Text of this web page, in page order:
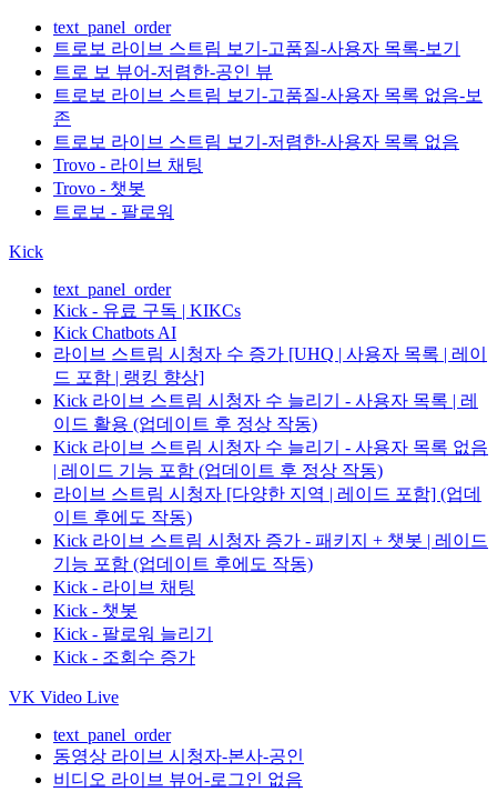
text_panel_order
트로보 라이브 스트림 보기-고품질-사용자 목록-보기
트로 보 뷰어-저렴한-공인 뷰
트로보 라이브 스트림 보기-고품질-사용자 목록 없음-보
존
트로보 라이브 스트림 보기-저렴한-사용자 목록 없음
Trovo - 라이브 채팅
Trovo - 챗봇
트로보 - 팔로워
Kick
text_panel_order
Kick - 유료 구독 | KIKCs
Kick Chatbots AI
라이브 스트림 시청자 수 증가 [UHQ | 사용자 목록 | 레이
드 포함 | 랭킹 향상]
Kick 라이브 스트림 시청자 수 늘리기 - 사용자 목록 | 레
이드 활용 (업데이트 후 정상 작동)
Kick 라이브 스트림 시청자 수 늘리기 - 사용자 목록 없음
| 레이드 기능 포함 (업데이트 후 정상 작동)
라이브 스트림 시청자 [다양한 지역 | 레이드 포함] (업데
이트 후에도 작동)
Kick 라이브 스트림 시청자 증가 - 패키지 + 챗봇 | 레이드
기능 포함 (업데이트 후에도 작동)
Kick - 라이브 채팅
Kick - 챗봇
Kick - 팔로워 늘리기
Kick - 조회수 증가
VK Video Live
text_panel_order
동영상 라이브 시청자-본사-공인
비디오 라이브 뷰어-로그인 없음